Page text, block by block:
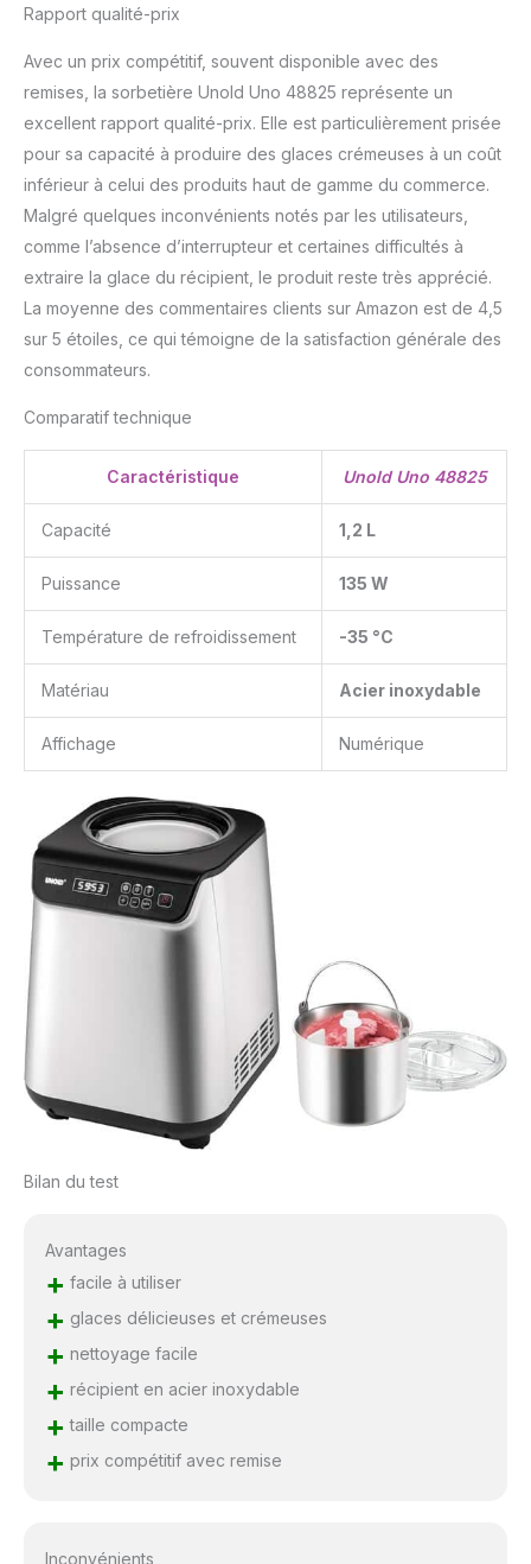
Rapport qualité-prix
Avec un prix compétitif, souvent disponible avec des
remises, la sorbetière Unold Uno 48825 représente un
excellent rapport qualité-prix. Elle est particulièrement prisée
pour sa capacité à produire des glaces crémeuses à un coût
inférieur à celui des produits haut de gamme du commerce.
Malgré quelques inconvénients notés par les utilisateurs,
comme l’absence d’interrupteur et certaines difficultés à
extraire la glace du récipient, le produit reste très apprécié.
La moyenne des commentaires clients sur Amazon est de 4,5
sur 5 étoiles, ce qui témoigne de la satisfaction générale des
consommateurs.
Comparatif technique
Caractéristique Unold Uno 48825
Capacité 1,2 L
Puissance 135 W
Température de refroidissement -35 °C
Matériau Acier inoxydable
Affichage Numérique
Bilan du test
Avantages
+ facile à utiliser
+ glaces délicieuses et crémeuses
+ nettoyage facile
+ récipient en acier inoxydable
+ taille compacte
+ prix compétitif avec remise
Inconvénients